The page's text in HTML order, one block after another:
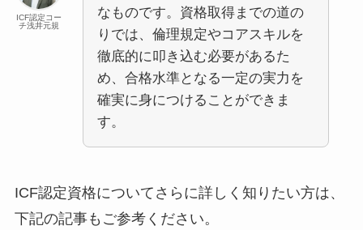
ICF認定コー
チ浅井元規
なものです。資格取得までの道の
りでは、倫理規定やコアスキルを
徹底的に叩き込む必要があるた
め、合格水準となる一定の実力を
確実に身につけることができま
す。
ICF認定資格についてさらに詳しく知りたい方は、
下記の記事もご参考ください。